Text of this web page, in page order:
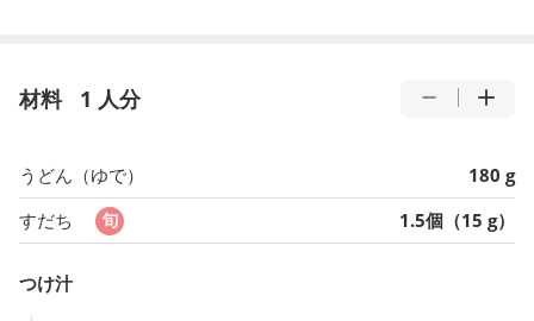
材料 1 人分
うどん（ゆで）
180 g
すだち
1.5個（15 g）
つけ汁